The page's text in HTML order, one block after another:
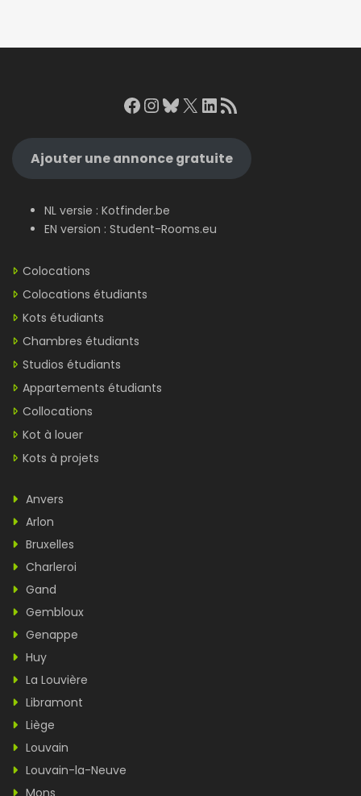
Facebook
Instagram
Bluesky
X LinkedIn
RSS Feed
Ajouter une annonce gratuite
NL versie : Kotfinder.be
EN version : Student-Rooms.eu
Colocations
Colocations étudiants
Kots étudiants
Chambres étudiants
Studios étudiants
Appartements étudiants
Collocations
Kot à louer
Kots à projets
Anvers
Arlon
Bruxelles
Charleroi
Gand
Gembloux
Genappe
Huy
La Louvière
Libramont
Liège
Louvain
Louvain-la-Neuve